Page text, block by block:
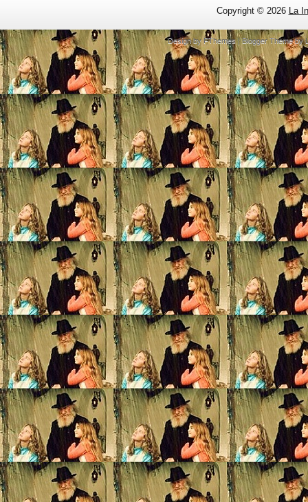
Copyright © 2026 La
Design by FThemes | Blogger Theme by